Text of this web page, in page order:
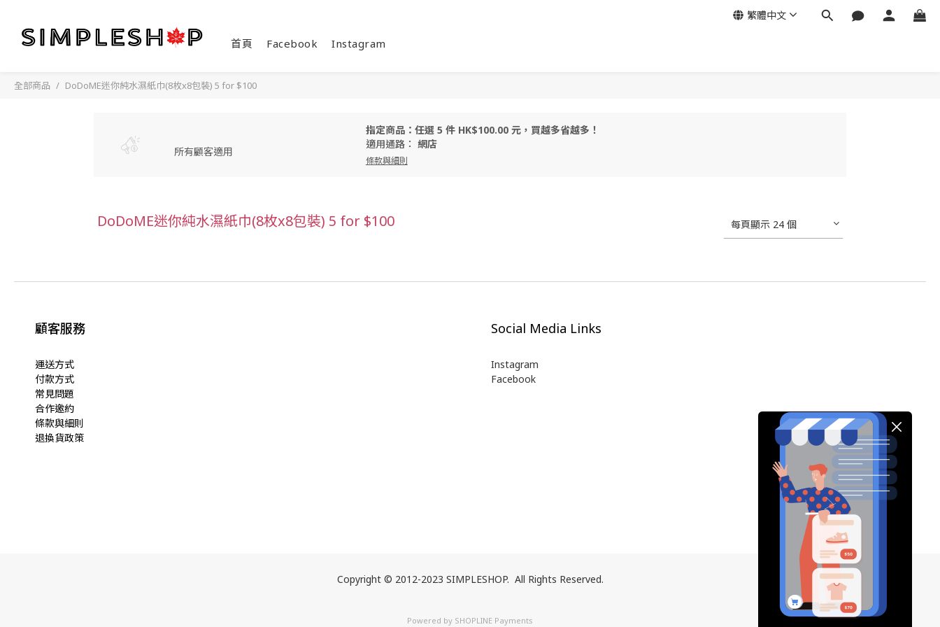
首頁 Facebook Instagram
繁體中文
全部商品 DoDoME迷你純水濕紙巾(8枚x8包裝) 5 for $100
所有顧客適用
指定商品：任選 5 件 HK$100.00 元，買越多省越多！
適用通路： 網店
條款與細則
DoDoME迷你純水濕紙巾(8枚x8包裝) 5 for $100 每頁顯示 24 個
顧客服務
運送方式
付款方式
常見問題
合作邀約
條款與細則
退換貨政策
Social Media Links
Instagram
Facebook
Copyright © 2012-2023 SIMPLESHOP. All Rights Reserved.
Powered by SHOPLINE Payments